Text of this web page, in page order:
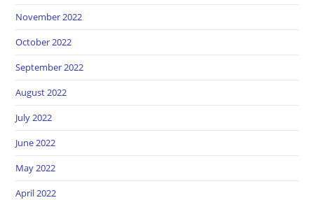
November 2022
October 2022
September 2022
August 2022
July 2022
June 2022
May 2022
April 2022